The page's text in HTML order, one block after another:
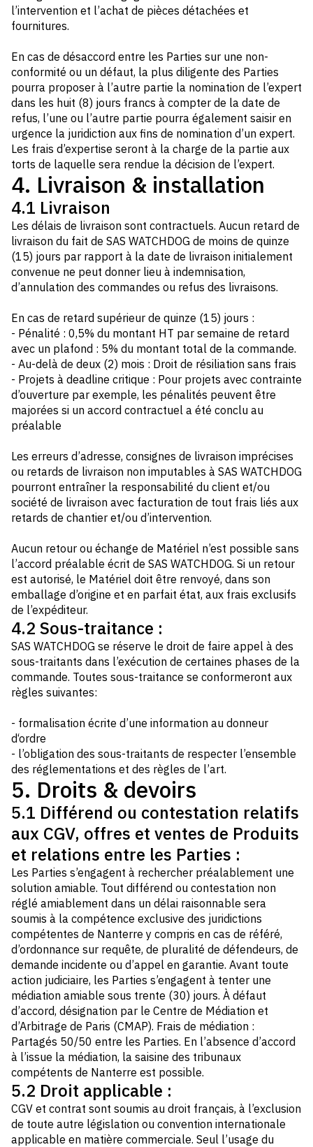
l’intervention et l’achat de pièces détachées et
fournitures.
En cas de désaccord entre les Parties sur une non-
conformité ou un défaut, la plus diligente des Parties
pourra proposer à l’autre partie la nomination de l’expert
dans les huit (8) jours francs à compter de la date de
refus, l’une ou l’autre partie pourra également saisir en
urgence la juridiction aux fins de nomination d’un expert.
Les frais d’expertise seront à la charge de la partie aux
torts de laquelle sera rendue la décision de l’expert.
4. Livraison & installation
4.1 Livraison
Les délais de livraison sont contractuels. Aucun retard de
livraison du fait de SAS WATCHDOG de moins de quinze
(15) jours par rapport à la date de livraison initialement
convenue ne peut donner lieu à indemnisation,
d’annulation des commandes ou refus des livraisons.
En cas de retard supérieur de quinze (15) jours :
- Pénalité : 0,5% du montant HT par semaine de retard
avec un plafond : 5% du montant total de la commande.
- Au-delà de deux (2) mois : Droit de résiliation sans frais
- Projets à deadline critique : Pour projets avec contrainte
d’ouverture par exemple, les pénalités peuvent être
majorées si un accord contractuel a été conclu au
préalable
Les erreurs d’adresse, consignes de livraison imprécises
ou retards de livraison non imputables à SAS WATCHDOG
pourront entraîner la responsabilité du client et/ou
société de livraison avec facturation de tout frais liés aux
retards de chantier et/ou d’intervention.
Aucun retour ou échange de Matériel n’est possible sans
l’accord préalable écrit de SAS WATCHDOG. Si un retour
est autorisé, le Matériel doit être renvoyé, dans son
emballage d’origine et en parfait état, aux frais exclusifs
de l’expéditeur.
4.2 Sous-traitance :
SAS WATCHDOG se réserve le droit de faire appel à des
sous-traitants dans l’exécution de certaines phases de la
commande. Toutes sous-traitance se conformeront aux
règles suivantes:
- formalisation écrite d’une information au donneur
d‘ordre
- l’obligation des sous-traitants de respecter l’ensemble
des réglementations et des règles de l’art.
5. Droits & devoirs
5.1 Différend ou contestation relatifs
aux CGV, offres et ventes de Produits
et relations entre les Parties :
Les Parties s’engagent à rechercher préalablement une
solution amiable. Tout différend ou contestation non
réglé amiablement dans un délai raisonnable sera
soumis à la compétence exclusive des juridictions
compétentes de Nanterre y compris en cas de référé,
d’ordonnance sur requête, de pluralité de défendeurs, de
demande incidente ou d’appel en garantie. Avant toute
action judiciaire, les Parties s’engagent à tenter une
médiation amiable sous trente (30) jours. À défaut
d’accord, désignation par le Centre de Médiation et
d’Arbitrage de Paris (CMAP). Frais de médiation :
Partagés 50/50 entre les Parties. En l’absence d’accord
à l’issue la médiation, la saisine des tribunaux
compétents de Nanterre est possible.
5.2 Droit applicable :
CGV et contrat sont soumis au droit français, à l’exclusion
de toute autre législation ou convention internationale
applicable en matière commerciale. Seul l’usage du